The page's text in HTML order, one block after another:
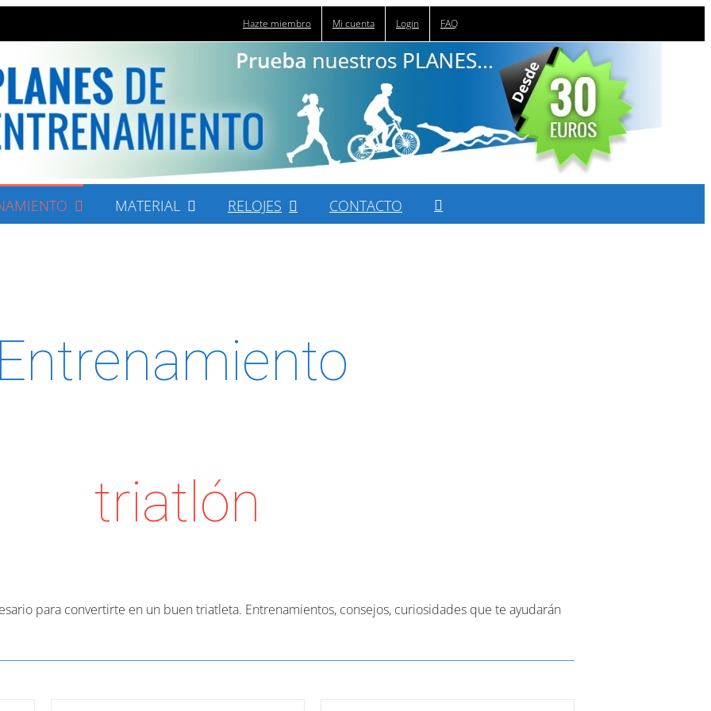
Hazte miembro Mi cuenta Login FAQ
MATERIAL RELOJES CONTACTO
Entrenamiento
triatlón
para convertirte en un buen triatleta. Entrenamientos, consejos, curiosidades que te ayudarán